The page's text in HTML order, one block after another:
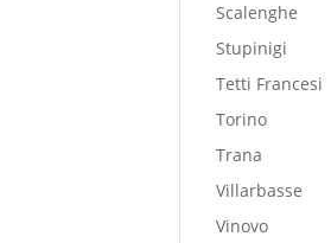
Scalenghe
Stupinigi
Tetti Francesi
Torino
Trana
Villarbasse
Vinovo